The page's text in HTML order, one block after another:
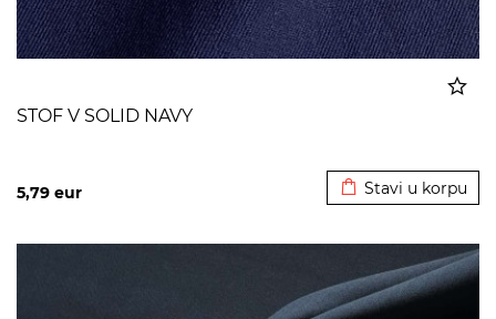
STOF V SOLID NAVY
5,79 eur Stavi u korpu